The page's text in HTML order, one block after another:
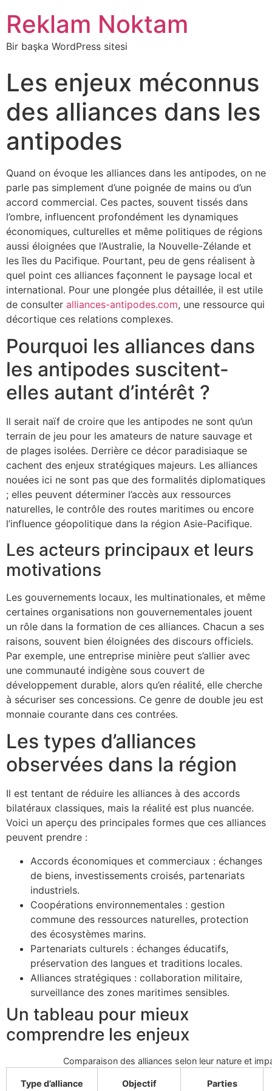
Reklam Noktam
Bir başka WordPress sitesi
Les enjeux méconnus
des alliances dans les
antipodes
Quand on évoque les alliances dans les antipodes, on ne
parle pas simplement d’une poignée de mains ou d’un
accord commercial. Ces pactes, souvent tissés dans
l’ombre, influencent profondément les dynamiques
économiques, culturelles et même politiques de régions
aussi éloignées que l’Australie, la Nouvelle-Zélande et
les îles du Pacifique. Pourtant, peu de gens réalisent à
quel point ces alliances façonnent le paysage local et
international. Pour une plongée plus détaillée, il est utile
de consulter alliances-antipodes.com, une ressource qui
décortique ces relations complexes.
Pourquoi les alliances dans
les antipodes suscitent-
elles autant d’intérêt ?
Il serait naïf de croire que les antipodes ne sont qu’un
terrain de jeu pour les amateurs de nature sauvage et
de plages isolées. Derrière ce décor paradisiaque se
cachent des enjeux stratégiques majeurs. Les alliances
nouées ici ne sont pas que des formalités diplomatiques
; elles peuvent déterminer l’accès aux ressources
naturelles, le contrôle des routes maritimes ou encore
l’influence géopolitique dans la région Asie-Pacifique.
Les acteurs principaux et leurs
motivations
Les gouvernements locaux, les multinationales, et même
certaines organisations non gouvernementales jouent
un rôle dans la formation de ces alliances. Chacun a ses
raisons, souvent bien éloignées des discours officiels.
Par exemple, une entreprise minière peut s’allier avec
une communauté indigène sous couvert de
développement durable, alors qu’en réalité, elle cherche
à sécuriser ses concessions. Ce genre de double jeu est
monnaie courante dans ces contrées.
Les types d’alliances
observées dans la région
Il est tentant de réduire les alliances à des accords
bilatéraux classiques, mais la réalité est plus nuancée.
Voici un aperçu des principales formes que ces alliances
peuvent prendre :
Accords économiques et commerciaux : échanges
de biens, investissements croisés, partenariats
industriels.
Coopérations environnementales : gestion
commune des ressources naturelles, protection
des écosystèmes marins.
Partenariats culturels : échanges éducatifs,
préservation des langues et traditions locales.
Alliances stratégiques : collaboration militaire,
surveillance des zones maritimes sensibles.
Un tableau pour mieux
comprendre les enjeux
Comparaison des alliances selon leur nature et
Type d’alliance
Objectif
Parties